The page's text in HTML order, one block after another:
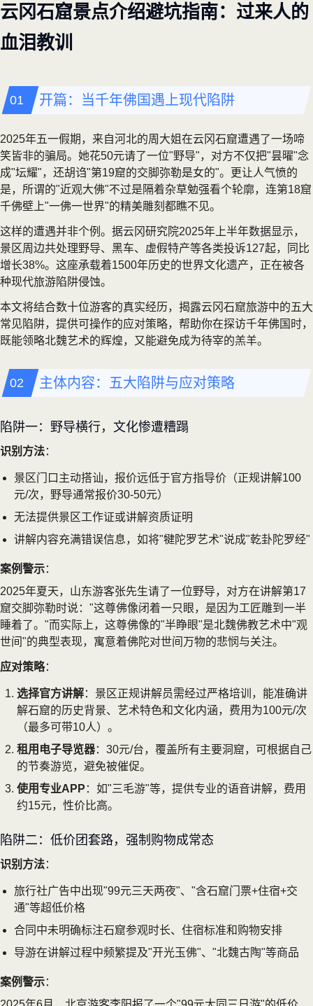
云冈石窟景点介绍避坑指南：过来人的
血泪教训
开篇：当千年佛国遇上现代陷阱
2025年五一假期，来自河北的周大姐在云冈石窟遭遇了一场啼
笑皆非的骗局。她花50元请了一位"野导"，对方不仅把"昙曜"念
成"坛耀"，还胡诌"第19窟的交脚弥勒是女的"。更让人气愤的
是，所谓的"近观大佛"不过是隔着杂草勉强看个轮廓，连第18窟
千佛壁上"一佛一世界"的精美雕刻都瞧不见。
这样的遭遇并非个例。据云冈研究院2025年上半年数据显示，
景区周边共处理野导、黑车、虚假特产等各类投诉127起，同比
增长38%。这座承载着1500年历史的世界文化遗产，正在被各
种现代旅游陷阱侵蚀。
本文将结合数十位游客的真实经历，揭露云冈石窟旅游中的五大
常见陷阱，提供可操作的应对策略，帮助你在探访千年佛国时，
既能领略北魏艺术的辉煌，又能避免成为待宰的羔羊。
主体内容：五大陷阱与应对策略
陷阱一：野导横行，文化惨遭糟蹋
识别方法：
景区门口主动搭讪，报价远低于官方指导价（正规讲解100
元/次，野导通常报价30-50元）
无法提供景区工作证或讲解资质证明
讲解内容充满错误信息，如将"犍陀罗艺术"说成"乾卦陀罗经"
案例警示：
2025年夏天，山东游客张先生请了一位野导，对方在讲解第17
窟交脚弥勒时说："这尊佛像闭着一只眼，是因为工匠雕到一半
睡着了。"而实际上，这尊佛像的"半睁眼"是北魏佛教艺术中"观
世间"的典型表现，寓意着佛陀对世间万物的悲悯与关注。
应对策略：
选择官方讲解：景区正规讲解员需经过严格培训，能准确讲
解石窟的历史背景、艺术特色和文化内涵，费用为100元/次
（最多可带10人）。
租用电子导览器：30元/台，覆盖所有主要洞窟，可根据自己
的节奏游览，避免被催促。
使用专业APP ：如"三毛游"等，提供专业的语音讲解，费用
约15元，性价比高。
陷阱二：低价团套路，强制购物成常态
识别方法：
旅行社广告中出现"99元三天两夜"、"含石窟门票+住宿+交
通"等超低价格
合同中未明确标注石窟参观时长、住宿标准和购物安排
导游在讲解过程中频繁提及"开光玉佛"、"北魏古陶"等商品
案例警示：